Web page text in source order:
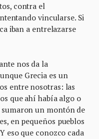
contra el
vincularse. Si
iban a entrelazarse
nos da la
Grecia es un
entre nosotras: las
que ahí había algo o
sumaron un montón de
en pequeños pueblos
eso que conozco cada